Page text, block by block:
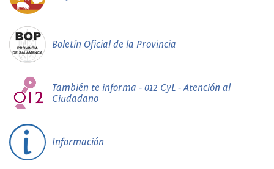
Boletín Oficial de la Provincia
También te informa - 012 CyL - Atención al
Ciudadano
Información